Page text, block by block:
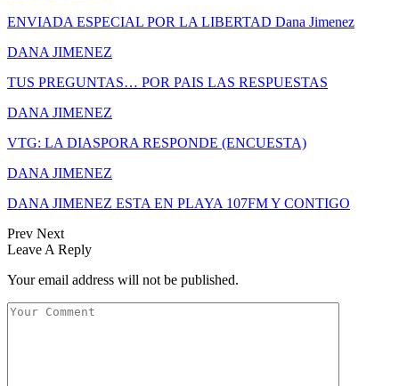
ENVIADA ESPECIAL POR LA LIBERTAD Dana Jimenez
DANA JIMENEZ
TUS PREGUNTAS… POR PAIS LAS RESPUESTAS
DANA JIMENEZ
VTG: LA DIASPORA RESPONDE (ENCUESTA)
DANA JIMENEZ
DANA JIMENEZ ESTA EN PLAYA 107FM Y CONTIGO
Prev Next
Leave A Reply
Your email address will not be published.